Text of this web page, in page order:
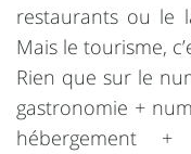
restaurants ou le
Mais le tourisme,
Rien que sur le
gastronomie +
hébergement